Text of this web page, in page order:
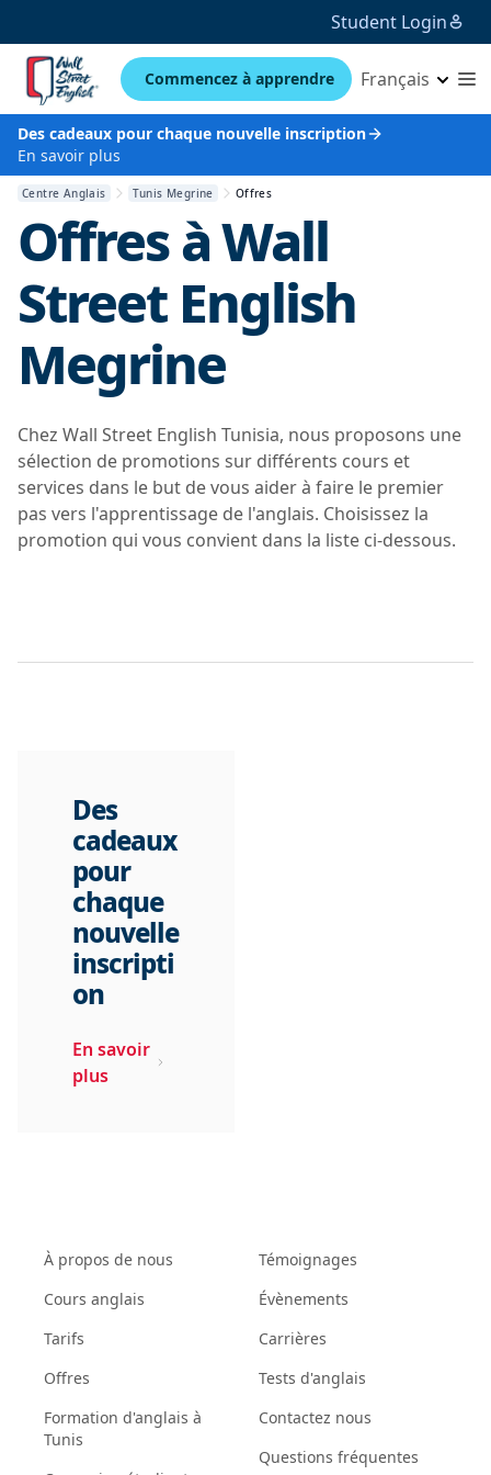
Student Login
Commencez à apprendre Français
Des cadeaux pour chaque nouvelle inscription
En savoir plus
Centre Anglais Tunis Megrine Offres
Offres àWall
Street English
Megrine
Chez Wall Street English Tunisia, nous proposons une
sélection de promotions sur différents cours et
services dans le but de vous aider à faire le premier
pas vers l'apprentissage de l'anglais. Choisissez la
promotion qui vous convient dans la liste ci-dessous.
Des
cadeaux
pour
chaque
nouvelle
inscripti
on
En savoir
plus
À propos de nous
Cours anglais
Tarifs
Offres
Formation d'anglais à
Tunis
Témoignages
Évènements
Carrières
Tests d'anglais
Contactez nous
Questions fréquentes